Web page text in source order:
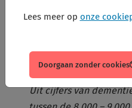
Sociale
Uit cijfers van
Lees meer op onze
Doorgaan zonder cookies